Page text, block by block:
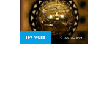
197 VUES © INSTAGRAM